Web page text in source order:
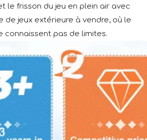
le frisson du jeu en plein air avec
de jeux extérieure à vendre, où le
connaissent pas de limites.